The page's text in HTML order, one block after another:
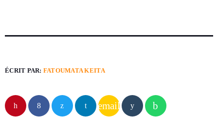
ÉCRIT PAR: FATOUMATA KEITA
email